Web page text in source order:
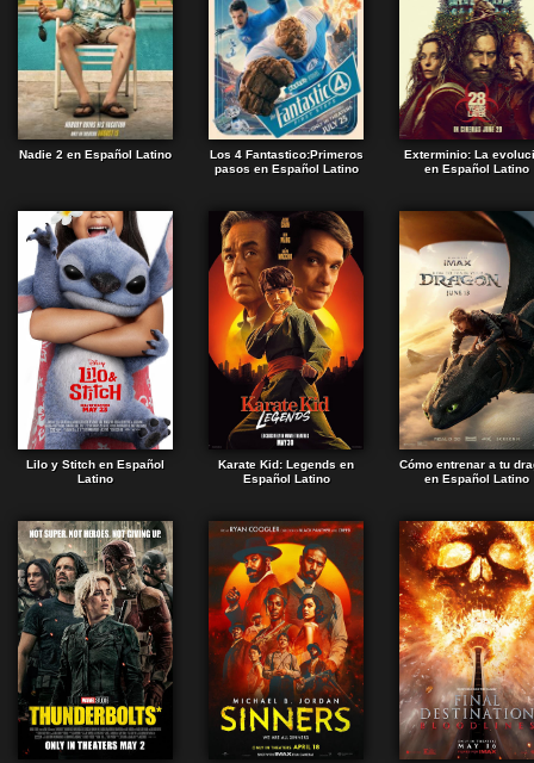
Nadie 2 en Español Latino
Los 4 Fantastico:Primeros
pasos en Español Latino
Exterminio: La
en Español Latino
Lilo y Stitch en Español
Latino
Karate Kid: Legends en
Español Latino
Cómo entrenar a tu
en Español Latino